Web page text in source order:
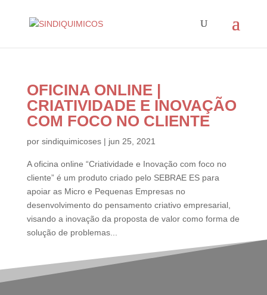
OFICINA ONLINE |
CRIATIVIDADE E INOVAÇÃO
COM FOCO NO CLIENTE
por sindiquimicoses| jun 25, 2021
A oficina online “Criatividade e Inovação com foco no
cliente” é um produto criado pelo SEBRAE ES para
apoiar as Micro e Pequenas Empresas no
desenvolvimento do pensamento criativo empresarial,
visando a inovação da proposta de valor como forma de
solução de problemas...